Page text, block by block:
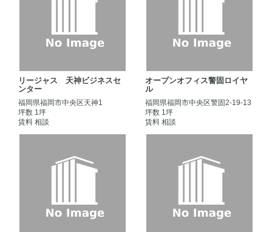
リージャス 天神ビジネスセ
ンター
福岡県福岡市中央区天神1
坪数 1坪
賃料 相談
オープンオフィス警固ロイヤ
ル
福岡県福岡市中央区警固2-19-13
坪数 1坪
賃料 相談